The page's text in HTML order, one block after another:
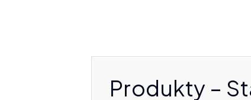
Produkty –